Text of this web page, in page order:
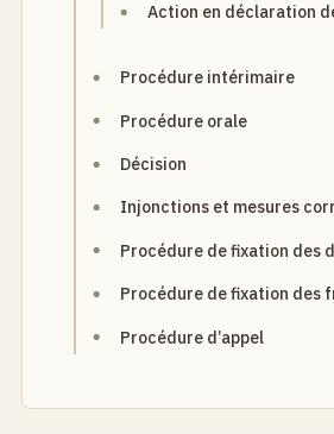
Action en déclaration
Procédure intérimaire
Procédure orale
Décision
Injonctions et mesures
Procédure de fixation des
Procédure de fixation des
Procédure d’appel